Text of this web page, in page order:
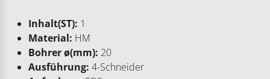
Inhalt(ST): 1
Material: HM
Bohrer ø(mm): 20
Ausführung: 4-Schneider